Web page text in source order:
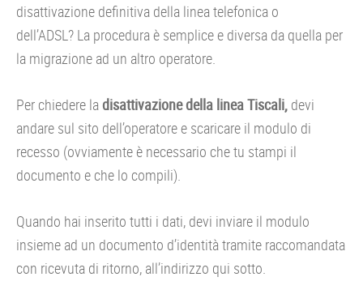
disattivazione definitiva della linea telefonica o
dell’ADSL? La procedura è semplice e diversa da quella per
la migrazione ad un altro operatore.
Per chiedere la disattivazione della linea Tiscali, devi
andare sul sito dell’operatore e scaricare il modulo di
recesso (ovviamente è necessario che tu stampi il
documento e che lo compili).
Quando hai inserito tutti i dati, devi inviare il modulo
insieme ad un documento d’identità tramite raccomandata
con ricevuta di ritorno, all’indirizzo qui sotto.